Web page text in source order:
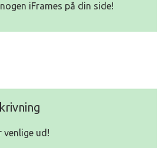
iFrames på din side!
venlige ud!